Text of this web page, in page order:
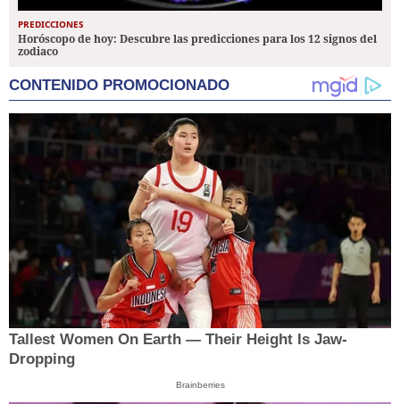
PREDICCIONES
Horóscopo de hoy: Descubre las predicciones para los 12 signos del
zodiaco
CONTENIDO PROMOCIONADO
Tallest Women On Earth — Their Height Is Jaw-
Dropping
Brainberries